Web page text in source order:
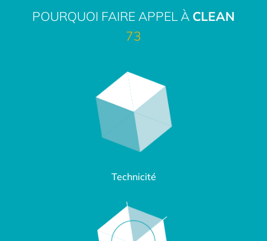
POURQUOI FAIRE APPEL À CLEAN
73
Technicité